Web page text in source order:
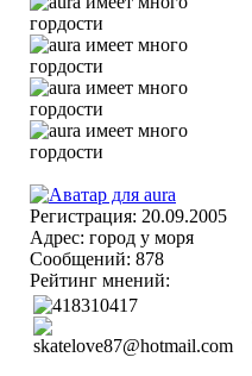
Регистрация: 20.09.2005
Адрес: город у моря
Сообщений: 878
Рейтинг мнений: